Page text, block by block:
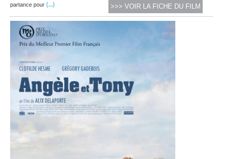
partance pour (...) >>> VOIR LA FICHE DU FILM